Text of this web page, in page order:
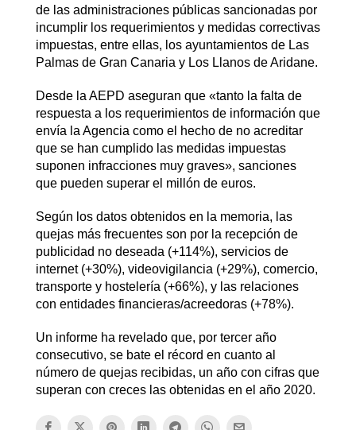
de las administraciones públicas sancionadas por
incumplir los requerimientos y medidas correctivas
impuestas, entre ellas, los ayuntamientos de Las
Palmas de Gran Canaria y Los Llanos de Aridane.
Desde la AEPD aseguran que «tanto la falta de
respuesta a los requerimientos de información que
envía la Agencia como el hecho de no acreditar
que se han cumplido las medidas impuestas
suponen infracciones muy graves», sanciones
que pueden superar el millón de euros.
Según los datos obtenidos en la memoria, las
quejas más frecuentes son por la recepción de
publicidad no deseada (+114%), servicios de
internet (+30%), videovigilancia (+29%), comercio,
transporte y hostelería (+66%), y las relaciones
con entidades financieras/acreedoras (+78%).
Un informe ha revelado que, por tercer año
consecutivo, se bate el récord en cuanto al
número de quejas recibidas, un año con cifras que
superan con creces las obtenidas en el año 2020.